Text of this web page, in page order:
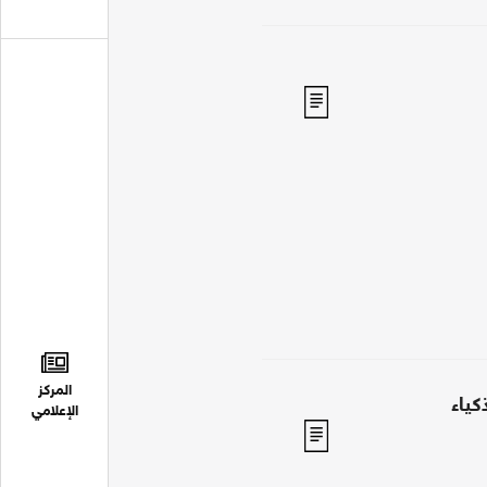
المركز
الإعلامي